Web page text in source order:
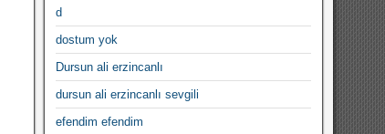
d
dostum yok
Dursun ali erzincanlı
dursun ali erzincanlı sevgili
efendim efendim